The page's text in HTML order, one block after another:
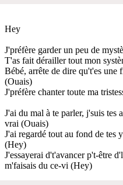
Hey
J'préfère garder un peu de
T'as fait dérailler tout mon
Bébé, arrête de dire qu't'es une
(Ouais)
J'préfère chanter toute ma
J'ai du mal à te parler, j'suis tes
vrai (Ouais)
J'ai regardé tout au fond dе tes
(Hey)
J'essayerai d't'avancer p't-être
m'faisais du ce-vi (Hey)